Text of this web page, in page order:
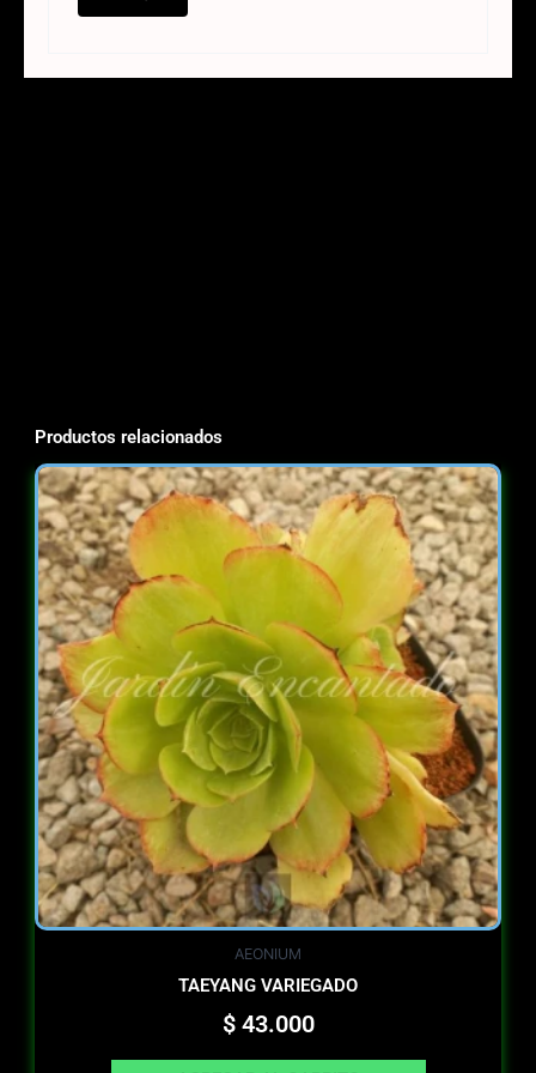
Productos relacionados
AEONIUM
TAEYANG VARIEGADO
$43.000